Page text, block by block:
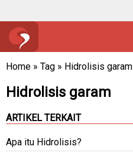
Home » Tag » Hidrolisis garam
Hidrolisis garam
ARTIKEL TERKAIT
Apa itu Hidrolisis?